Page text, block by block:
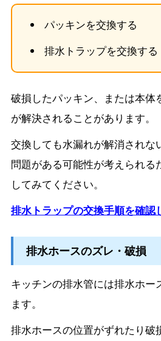
パッキンを交換する
排水トラップを交換する
破損したパッキン、または本体
が解決されることがあります。
交換しても水漏れが解消されな
問題がある可能性が考えられる
してみてください。
排水トラップの交換手順を確認
排水ホースのズレ・破損
キッチンの排水管には排水ホー
ます。
排水ホースの位置がずれたり破